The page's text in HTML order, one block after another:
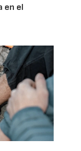
en el